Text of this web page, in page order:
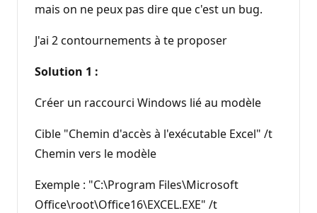
mais on ne peux pas dire que c'est un bug.
J'ai 2 contournements à te proposer
Solution 1 :
Créer un raccourci Windows lié au modèle
Cible "Chemin d'accès à l'exécutable Excel" /t
Chemin vers le modèle
Exemple : "C:\Program Files\Microsoft
Office\root\Office16\EXCEL.EXE" /t